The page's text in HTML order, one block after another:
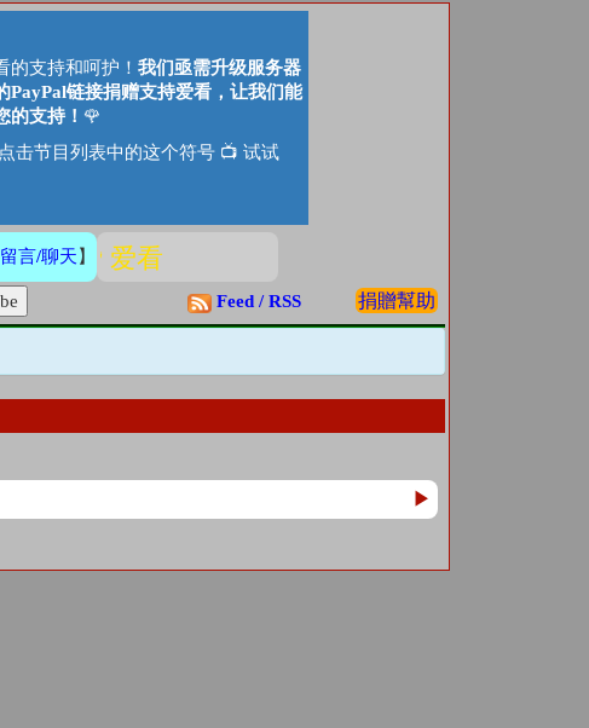
的支持和呵护！ 我们亟需升级服务器
PayPal链接捐赠支持爱看，让我们能
的支持！ 🌹
击节目列表中的这个符号 📺 试试
留言/聊天 】
点赞 爱看
Feed / RSS 捐贈幫助
▶